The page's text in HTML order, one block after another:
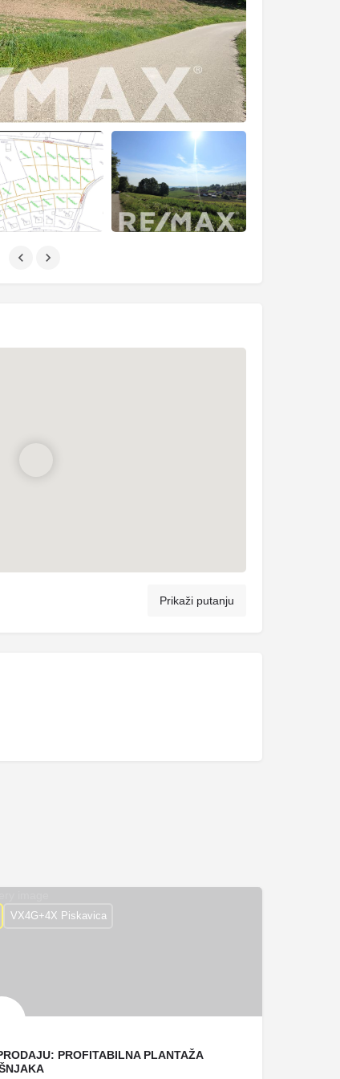
Prikaži putanju
PROFITABILNA PLANTAŽA
VX4G+4X Piskavica